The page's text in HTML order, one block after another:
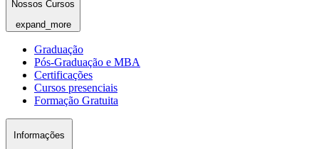
Nossos Cursos
expand_more
Graduação
Pós-Graduação e MBA
Certificações
Cursos presenciais
Formação Gratuita
Informações